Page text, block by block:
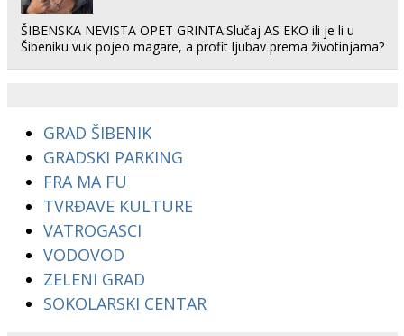
ŠIBENSKA NEVISTA OPET GRINTA:Slučaj AS EKO ili je li u
Šibeniku vuk pojeo magare, a profit ljubav prema životinjama?
GRAD ŠIBENIK
GRADSKI PARKING
FRA MA FU
TVRĐAVE KULTURE
VATROGASCI
VODOVOD
ZELENI GRAD
SOKOLARSKI CENTAR